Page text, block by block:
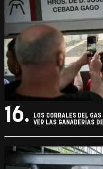
16.
LOS CORRALES DEL
VER LAS GANADERÍAS